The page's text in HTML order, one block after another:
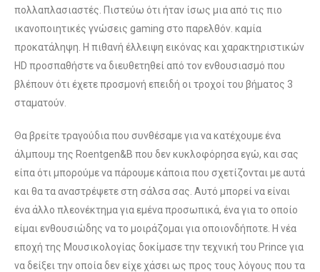
πολλαπλασιαστές. Πιστεύω ότι ήταν ίσως μια από τις πιο
ικανοποιητικές γνώσεις gaming στο παρελθόν. καμία
προκατάληψη. Η πιθανή έλλειψη εικόνας και χαρακτηριστικών
HD προσπαθήστε να διευθετηθεί από τον ενθουσιασμό που
βλέπουν ότι έχετε προσμονή επειδή οι τροχοί του βήματος 3
σταματούν.
Θα βρείτε τραγούδια που συνθέσαμε για να κατέχουμε ένα
άλμπουμ της Roentgen&B που δεν κυκλοφόρησα εγώ, και σας
είπα ότι μπορούμε να πάρουμε κάποια που σχετίζονται με αυτά
και θα τα αναστρέψετε στη σάλσα σας. Αυτό μπορεί να είναι
ένα άλλο πλεονέκτημα για εμένα προσωπικά, ένα για το οποίο
είμαι ενθουσιώδης να το μοιράζομαι για οποιονδήποτε. Η νέα
εποχή της Μουσικολογίας δοκίμασε την τεχνική του Prince για
να δείξει την οποία δεν είχε χάσει ως προς τους λόγους που τα